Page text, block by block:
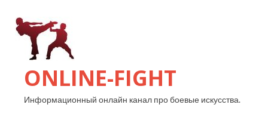
ONLINE-FIGHT
Информационный онлайн канал про боевые искусства.